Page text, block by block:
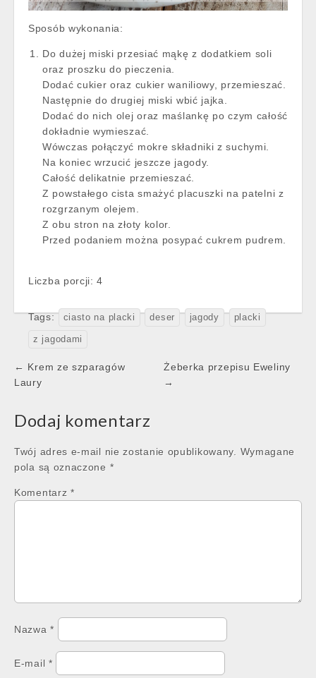
Sposób wykonania:
Do dużej miski przesiać mąkę z dodatkiem soli
oraz proszku do pieczenia.
Dodać cukier oraz cukier waniliowy, przemieszać.
Następnie do drugiej miski wbić jajka.
Dodać do nich olej oraz maślankę po czym całość
dokładnie wymieszać.
Wówczas połączyć mokre składniki z suchymi.
Na koniec wrzucić jeszcze jagody.
Całość delikatnie przemieszać.
Z powstałego cista smażyć placuszki na patelni z
rozgrzanym olejem.
Z obu stron na złoty kolor.
Przed podaniem można posypać cukrem pudrem.
Liczba porcji: 4
Tags: ciasto na placki deser jagody placki
z jagodami
Post
navigation
← Krem ze szparagów
Laury
Żeberka przepisu Eweliny
→
Dodaj komentarz
Twój adres e-mail nie zostanie opublikowany.
Wymagane
pola są oznaczone *
Komentarz *
Nazwa*
E-mail *